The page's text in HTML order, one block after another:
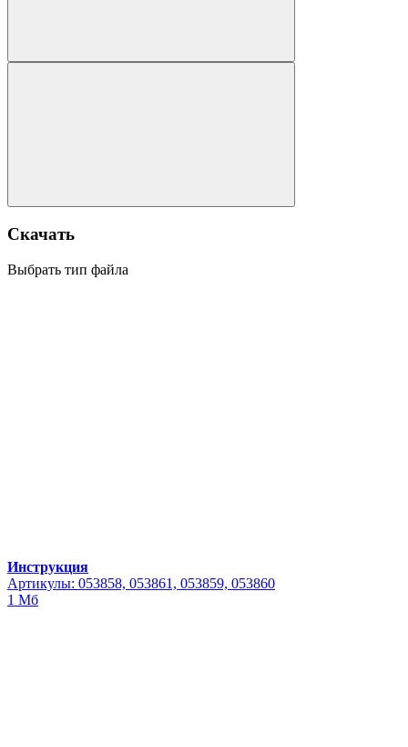
Скачать
Выбрать тип файла
Инструкция
Артикулы: 053858, 053861, 053859, 053860
1 Мб